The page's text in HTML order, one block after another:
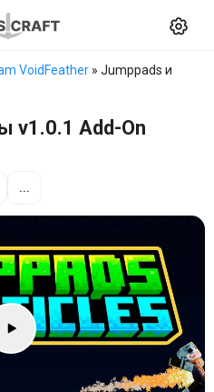
VoidFeather » Jumppads и
v1.0.1 Add-On
...